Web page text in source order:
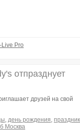
Live Pro
отпразднует
друзей на свой
, день рождения, праздник
Москва